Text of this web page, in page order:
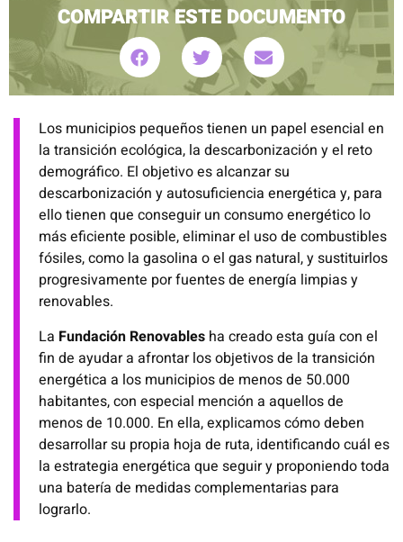
COMPARTIR ESTE DOCUMENTO
Los municipios pequeños tienen un papel esencial en
la transición ecológica, la descarbonización y el reto
demográfico. El objetivo es alcanzar su
descarbonización y autosuficiencia energética y, para
ello tienen que conseguir un consumo energético lo
más eficiente posible, eliminar el uso de combustibles
fósiles, como la gasolina o el gas natural,y sustituirlos
progresivamente por fuentes de energía limpias y
renovables.
La Fundación Renovables ha creado esta guía con el
fin de ayudar a afrontar los objetivos de la transición
energética a los municipios de menos de 50.000
habitantes, con especial mención a aquellos de
menos de 10.000. En ella,explicamos cómo deben
desarrollar su propia hoja de ruta, identificando cuál es
la estrategia energética que seguir y proponiendo toda
una batería de medidas complementarias para
lograrlo.